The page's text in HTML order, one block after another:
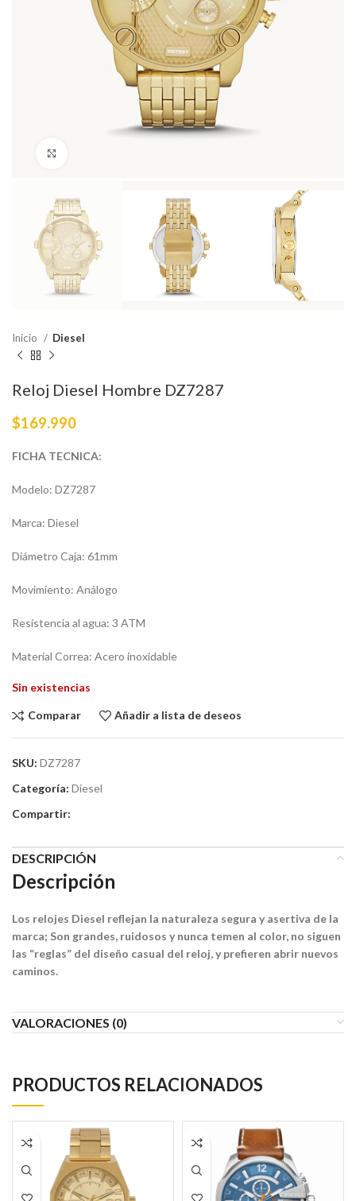
Inicio Diesel
Reloj Diesel Hombre DZ7287
$169.990
FICHA TECNICA:
Modelo: DZ7287
Marca: Diesel
Diámetro Caja: 61mm
Movimiento: Análogo
Resistencia al agua: 3 ATM
Material Correa: Acero inoxidable
Sin existencias
Comparar Añadir a lista de deseos
SKU: DZ7287
Categoría: Diesel
Compartir:
DESCRIPCIÓN
Descripción
Los relojes Diesel reflejan la naturaleza segura y asertiva de la
marca; Son grandes, ruidosos y nunca temen al color, no siguen
las “reglas” del diseño casual del reloj, y prefieren abrir nuevos
caminos.
VALORACIONES (0)
PRODUCTOS RELACIONADOS